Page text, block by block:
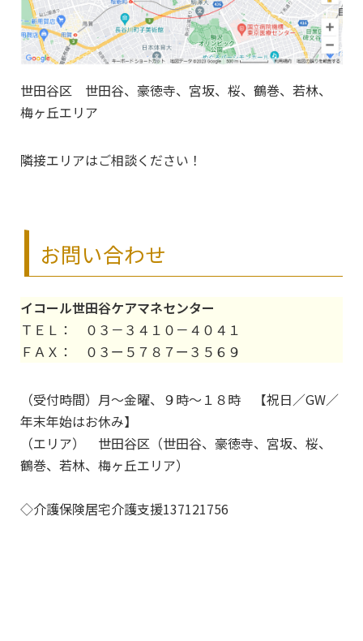
世田谷区 世田谷、豪徳寺、宮坂、桜、鶴巻、若林、
梅ヶ丘エリア
隣接エリアはご相談ください！
お問い合わせ
イコール世田谷ケアマネセンター
ＴＥＬ： ０３－３４１０－４０４１
ＦＡＸ： ０３ー５７８７ー３５６９
（受付時間）月～金曜、９時～１８時 【祝日／GW／
年末年始はお休み】
（エリア） 世田谷区（世田谷、豪徳寺、宮坂、桜、
鶴巻、若林、梅ヶ丘エリア）
◇介護保険居宅介護支援137121756